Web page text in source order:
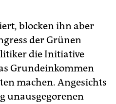
blocken ihn aber
der Grünen
die Initiative
Grundeinkommen
machen. Angesichts
unausgegorenen